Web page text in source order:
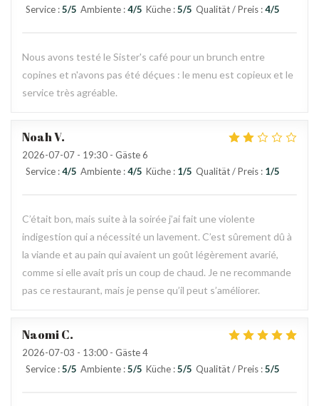
Service :5/5 Ambiente :4/5 Küche :5/5 Qualität / Preis :4/5
Nous avons testé le Sister's café pour un brunch entre
copines et n'avons pas été déçues : le menu est copieux et le
service très agréable.
NoahV
2026-07-07 - 19:30 - Gäste 6
Service :4/5 Ambiente :4/5 Küche : 1/5 Qualität / Preis : 1/5
C’était bon, mais suite à la soirée j’ai fait une violente
indigestion qui a nécessité un lavement. C’est sûrement dû à
la viande et au pain qui avaient un goût légèrement avarié,
comme si elle avait pris un coup de chaud. Je ne recommande
pas ce restaurant, mais je pense qu’il peut s’améliorer.
NaomiC
2026-07-03 - 13:00 - Gäste 4
Service :5/5 Ambiente :5/5 Küche :5/5 Qualität / Preis :5/5